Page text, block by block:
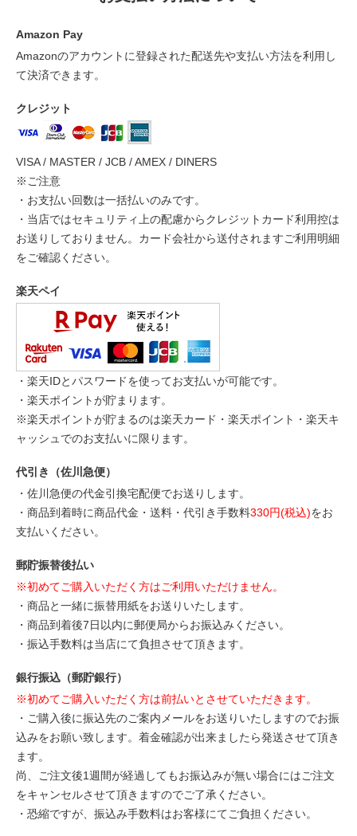
Amazon Pay
Amazonのアカウントに登録された配送先や支払い方法を利用し
て決済できます。
クレジット
VISA / MASTER / JCB / AMEX / DINERS
※ご注意
・お支払い回数は一括払いのみです。
・当店ではセキュリティ上の配慮からクレジットカード利用控は
お送りしておりません。カード会社から送付されますご利用明細
をご確認ください。
楽天ペイ
・楽天IDとパスワードを使ってお支払いが可能です。
・楽天ポイントが貯まります。
※楽天ポイントが貯まるのは楽天カード・楽天ポイント・楽天キ
ャッシュでのお支払いに限ります。
代引き（佐川急便）
・佐川急便の代金引換宅配便でお送りします。
・商品到着時に商品代金・送料・代引き手数料330円(税込)をお
支払いください。
郵貯振替後払い
※初めてご購入いただく方はご利用いただけません。
・商品と一緒に振替用紙をお送りいたします。
・商品到着後7日以内に郵便局からお振込みください。
・振込手数料は当店にて負担させて頂きます。
銀行振込（郵貯銀行）
※初めてご購入いただく方は前払いとさせていただきます。
・ご購入後に振込先のご案内メールをお送りいたしますのでお振
込みをお願い致します。着金確認が出来ましたら発送させて頂き
ます。
尚、ご注文後1週間が経過してもお振込みが無い場合にはご注文
をキャンセルさせて頂きますのでご了承ください。
・恐縮ですが、振込み手数料はお客様にてご負担ください。